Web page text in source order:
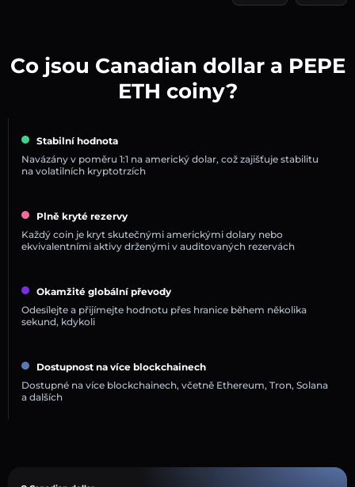
Co jsou Canadian dollar a PEPE
ETH coiny?
Stabilní hodnota
Navázány v poměru 1:1 na americký dolar, což zajišťuje stabilitu
na volatilních kryptotrzích
Plně kryté rezervy
Každý coin je kryt skutečnými americkými dolary nebo
ekvivalentními aktivy drženými v auditovaných rezervách
Okamžité globální převody
Odesílejte a přijímejte hodnotu přes hranice během několika
sekund, kdykoli
Dostupnost na více blockchainech
Dostupné na více blockchainech, včetně Ethereum, Tron, Solana
a dalších